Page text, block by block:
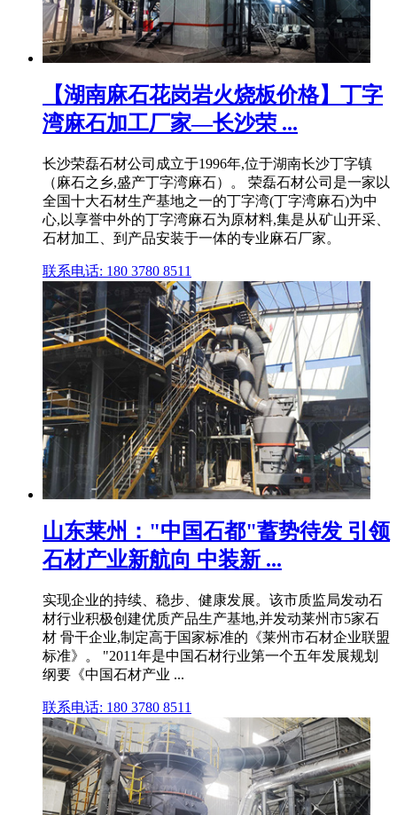
【湖南麻石花岗岩火烧板价格】丁字
湾麻石加工厂家—长沙荣 ...
长沙荣磊石材公司成立于1996年,位于湖南长沙丁字镇
（麻石之乡,盛产丁字湾麻石）。 荣磊石材公司是一家以
全国十大石材生产基地之一的丁字湾(丁字湾麻石)为中
心,以享誉中外的丁字湾麻石为原材料,集是从矿山开采、
石材加工、到产品安装于一体的专业麻石厂家。
联系电话: 180 3780 8511
山东莱州："中国石都"蓄势待发 引领
石材产业新航向 中装新 ...
实现企业的持续、稳步、健康发展。该市质监局发动石
材行业积极创建优质产品生产基地,并发动莱州市5家石
材 骨干企业,制定高于国家标准的《莱州市石材企业联盟
标准》。 "2011年是中国石材行业第一个五年发展规划
纲要《中国石材产业 ...
联系电话: 180 3780 8511